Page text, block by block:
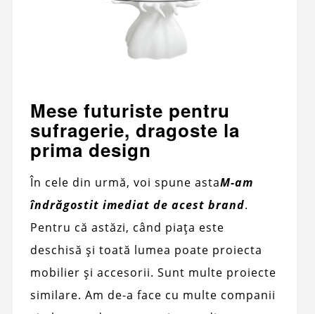
Mese futuriste pentru
sufragerie, dragoste la
prima design
În cele din urmă, voi spune astaM-am
îndrăgostit imediat de acest brand.
Pentru că astăzi, când piața este
deschisă și toată lumea poate proiecta
mobilier și accesorii. Sunt multe proiecte
similare. Am de-a face cu multe companii